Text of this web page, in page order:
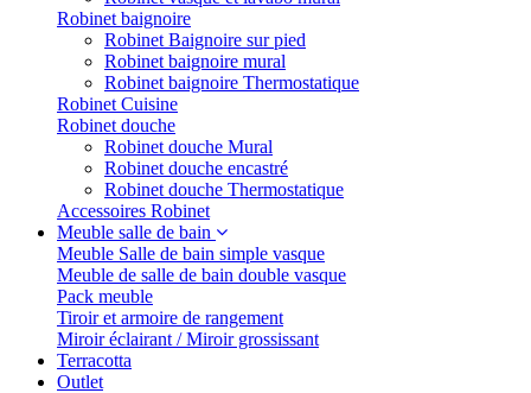
Robinet baignoire
Robinet Baignoire sur pied
Robinet baignoire mural
Robinet baignoire Thermostatique
Robinet Cuisine
Robinet douche
Robinet douche Mural
Robinet douche encastré
Robinet douche Thermostatique
Accessoires Robinet
Meuble salle de bain
Meuble Salle de bain simple vasque
Meuble de salle de bain double vasque
Pack meuble
Tiroir et armoire de rangement
Miroir éclairant / Miroir grossissant
Terracotta
Outlet